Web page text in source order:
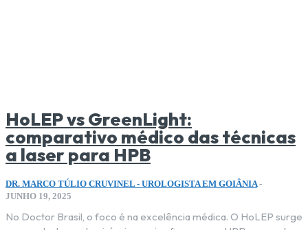
HoLEP vs GreenLight:
comparativo médico das técnicas
a laser para HPB
DR. MARCO TÚLIO CRUVINEL - UROLOGISTA EM GOIÂNIA -
JUNHO 19, 2025
No Doctor Brasil, o foco é na excelência médica. O HoLEP surge